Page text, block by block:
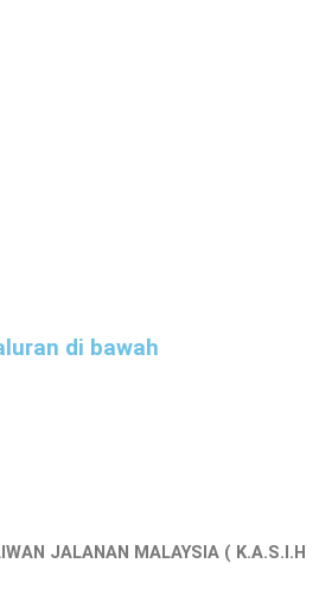
di bawah
JALANAN MALAYSIA ( K.A.S.I.H